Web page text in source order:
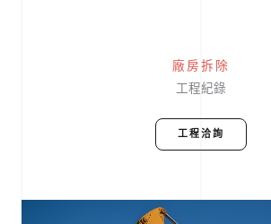
廠房拆除
工程紀錄
工程洽詢